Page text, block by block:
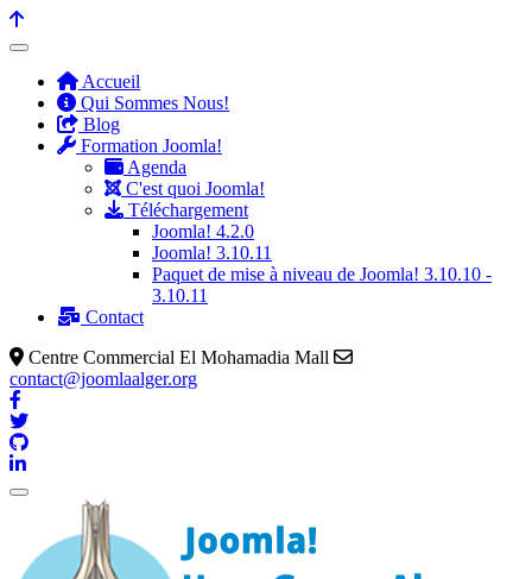
Accueil
Qui Sommes Nous!
Blog
Formation Joomla!
Agenda
C'est quoi Joomla!
Téléchargement
Joomla! 4.2.0
Joomla! 3.10.11
Paquet de mise à niveau de Joomla! 3.10.10 -
3.10.11
Contact
Centre Commercial El Mohamadia Mall
contact@joomlaalger.org
précédente
précédent
suivante
suivant